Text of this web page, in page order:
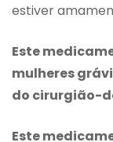
estiver
Este
mulheres
do cirurgião-
Este